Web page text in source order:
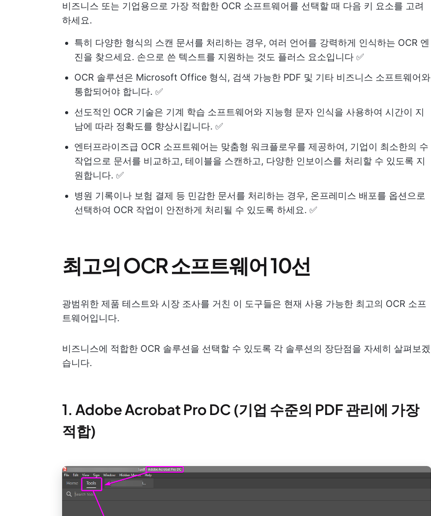
비즈니스 또는 기업용으로 가장 적합한 OCR 소프트웨어를 선택할 때 다음 키 요소를 고려
하세요.
특히 다양한 형식의 스캔 문서를 처리하는 경우, 여러 언어를 강력하게 인식하는 OCR 엔
진을 찾으세요. 손으로 쓴 텍스트를 지원하는 것도 플러스 요소입니다 ✅
OCR 솔루션은 Microsoft Office 형식, 검색 가능한 PDF 및 기타 비즈니스 소프트웨어와
통합되어야 합니다. ✅
선도적인 OCR 기술은 기계 학습 소프트웨어와 지능형 문자 인식을 사용하여 시간이 지
남에 따라 정확도를 향상시킵니다. ✅
엔터프라이즈급 OCR 소프트웨어는 맞춤형 워크플로우를 제공하여, 기업이 최소한의 수
작업으로 문서를 비교하고, 테이블을 스캔하고, 다양한 인보이스를 처리할 수 있도록 지
원합니다. ✅
병원 기록이나 보험 결제 등 민감한 문서를 처리하는 경우, 온프레미스 배포를 옵션으로
선택하여 OCR 작업이 안전하게 처리될 수 있도록 하세요. ✅
최고의 OCR 소프트웨어 10선
광범위한 제품 테스트와 시장 조사를 거친 이 도구들은 현재 사용 가능한 최고의 OCR 소프
트웨어입니다.
비즈니스에 적합한 OCR 솔루션을 선택할 수 있도록 각 솔루션의 장단점을 자세히 살펴보겠
습니다.
1. Adobe Acrobat Pro DC (기업 수준의 PDF 관리에 가장
적합)